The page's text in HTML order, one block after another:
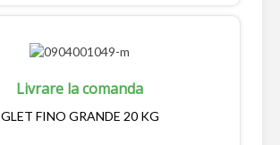
Livrare la comanda
GLET FINO GRANDE 20 KG